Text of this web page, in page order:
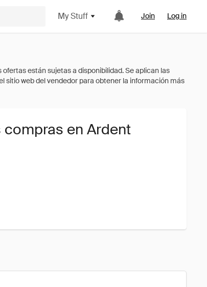
My Stuff Join Log in
en Ardent